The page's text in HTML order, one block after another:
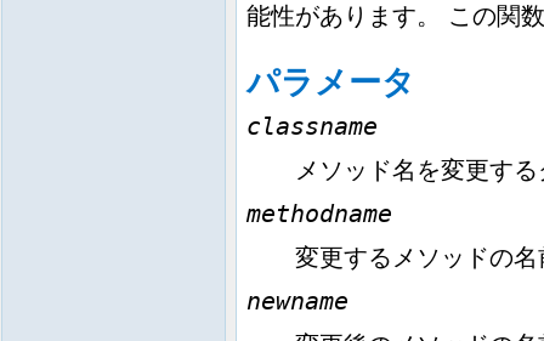
能性があります。 この関
パラメータ
classname
メソッド名を変更す
methodname
変更するメソッドの名
newname